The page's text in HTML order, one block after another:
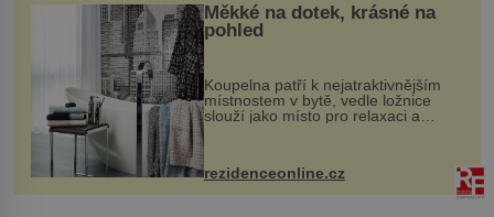
Měkké na dotek, krásné na
pohled
Koupelna patří k nejatraktivnějším
místnostem v bytě, vedle ložnice
slouží jako místo pro relaxaci a
odpočinek. Koupelnový textil –
ručníky, osušky a koberečky –
mohou jako mávnutím kouzelného
proutku...
rezidenceonline.cz